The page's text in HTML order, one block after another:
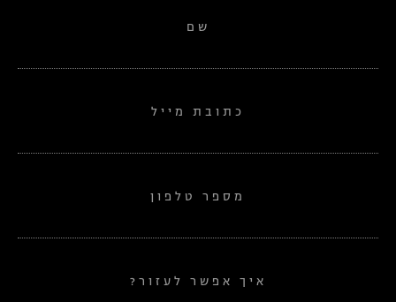
שם
כתובת מייל
מספר טלפון
איך אפשר לעזור?